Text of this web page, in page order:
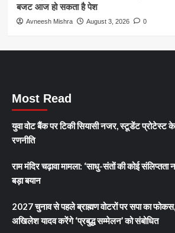
बजट आज हो सकता है पेश
Avneesh Mishra August 3, 2026 0
Most Read
युवा वोट बैंक पर टिकी सियासी नजर, स्टूडेंट प्रोटेस्ट
रणनीति
राम मंदिर चढ़ावा मामला: ‘साधु-संतों की कोई संलिप्तता
बड़ा बयान
2027 चुनाव से पहले ब्राह्मण वोटरों पर सपा का
अखिलेश यादव करेंगे ‘प्रबुद्ध सम्मेलन’ को संबोधित